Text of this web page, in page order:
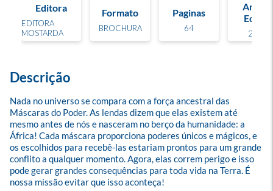
Editora
EDITORA
MOSTARDA
Formato
BROCHURA
Paginas
64
Ano de
Edição
2024
Descrição
Nada no universo se compara com a força ancestral das
Máscaras do Poder. As lendas dizem que elas existem até
mesmo antes de nós e nasceram no berço da humanidade: a
África! Cada máscara proporciona poderes únicos e mágicos, e
os escolhidos para recebê-las estariam prontos para um grande
conflito a qualquer momento. Agora, elas correm perigo e isso
pode gerar grandes consequências para toda vida na Terra. É
nossa missão evitar que isso aconteça!